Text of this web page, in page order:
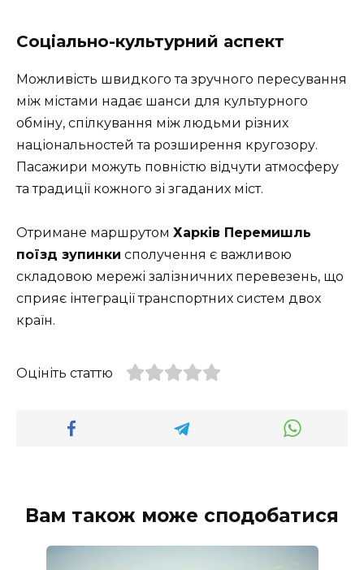
Соціально-культурний аспект
Можливість швидкого та зручного пересування
між містами надає шанси для культурного
обміну, спілкування між людьми різних
національностей та розширення кругозору.
Пасажири можуть повністю відчути атмосферу
та традиції кожного зі згаданих міст.
Отримане маршрутом Харків Перемишль
поїзд зупинки сполучення є важливою
складовою мережі залізничних перевезень, що
сприяє інтеграції транспортних систем двох
країн.
Оцініть статтю
Вам також може сподобатися